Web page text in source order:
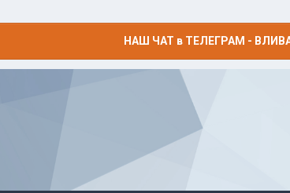
НАШ ЧАТ в ТЕЛЕГРАМ -